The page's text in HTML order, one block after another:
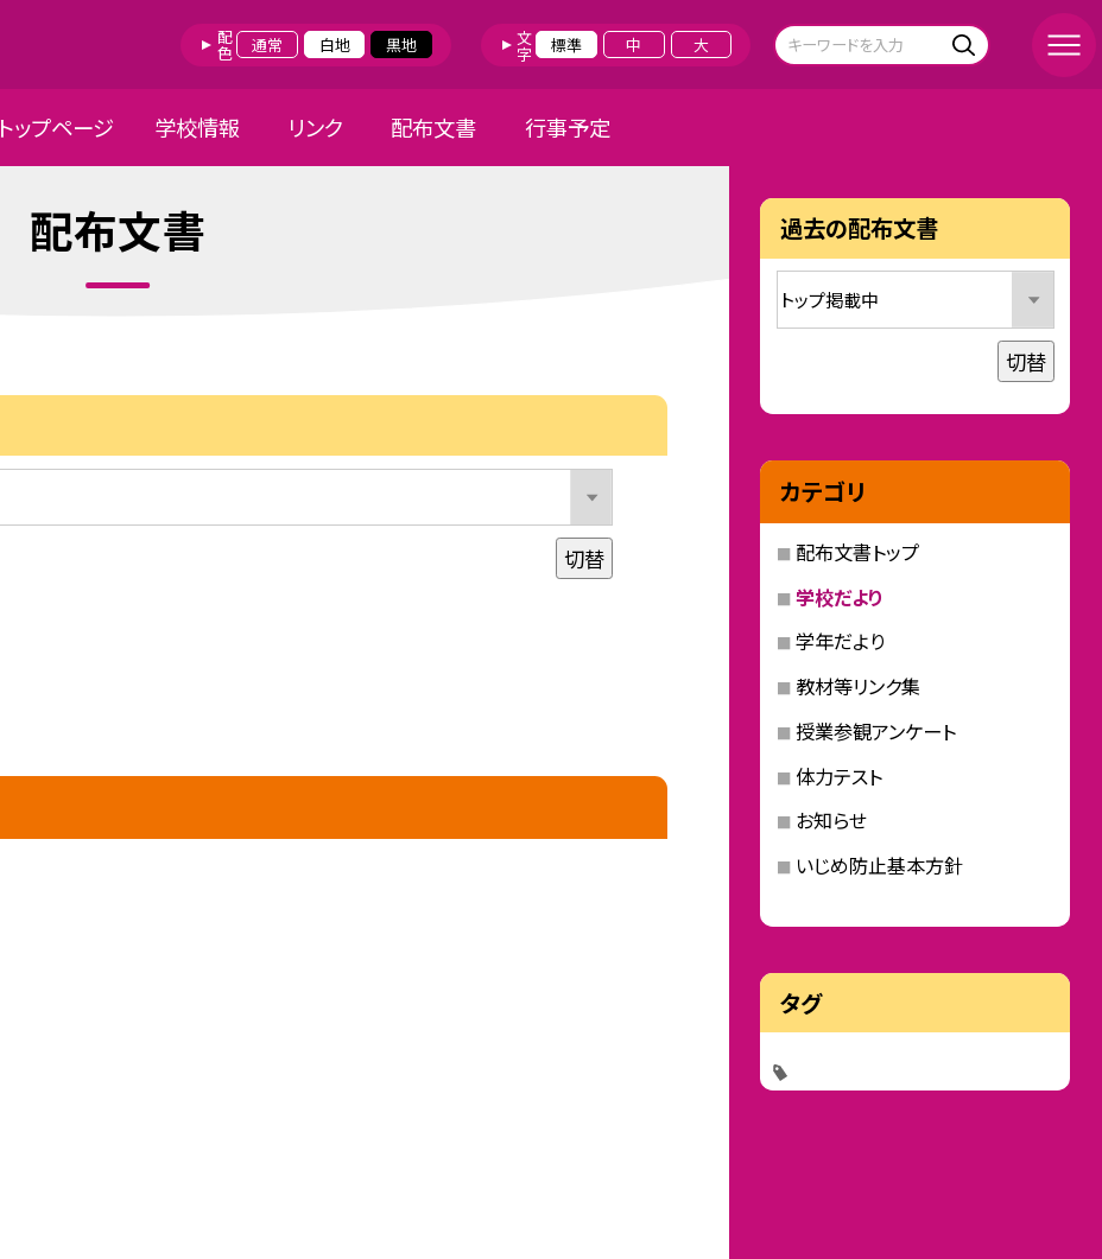
配色 通常 白地 黒地 文字 標準 中 大
トップページ 学校情報 リンク 配布文書 行事予定
配布文書
切替
過去の配布文書
切替
カテゴリ
配布文書トップ
学校だより
学年だより
教材等リンク集
授業参観アンケート
体力テスト
お知らせ
いじめ防止基本方針
タグ